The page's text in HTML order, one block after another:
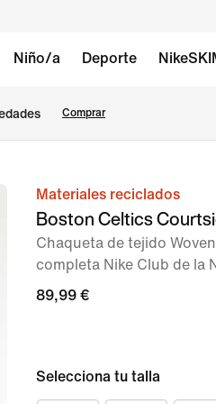
Niño/a Deporte
Comprar
ImagenMateriales reciclados
Boston Celtics
Chaqueta de tejido
completa Nike Club de la
89,99 €
Selecciona tu talla